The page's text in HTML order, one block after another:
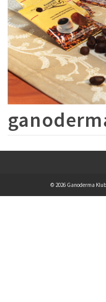
© 2026 Ganoderma